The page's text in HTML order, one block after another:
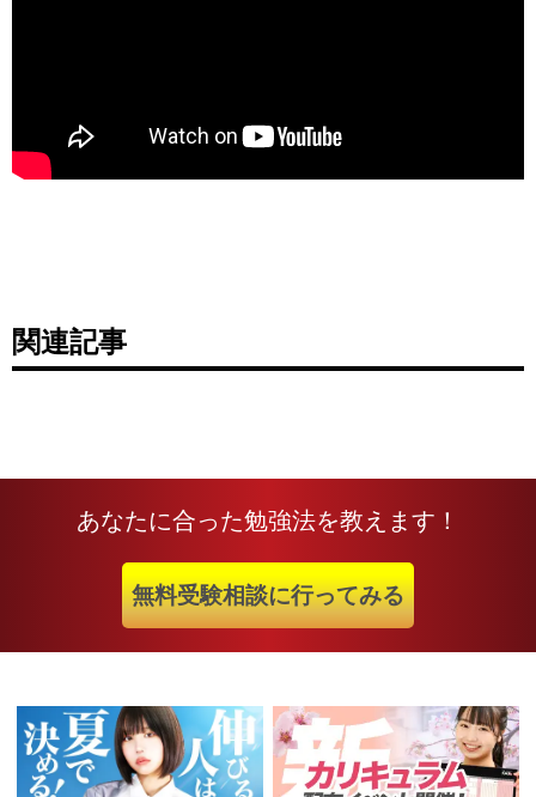
関連記事
あなたに合った勉強法を教えます！
無料受験相談に行ってみる